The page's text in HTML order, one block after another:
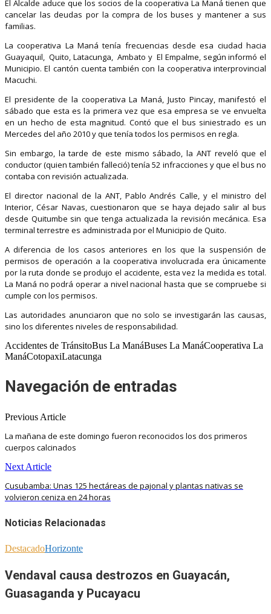
El Alcalde aduce que los socios de la cooperativa La Maná tienen que
cancelar las deudas por la compra de los buses y mantener a sus
familias.
La cooperativa La Maná tenía frecuencias desde esa ciudad hacia
Guayaquil, Quito, Latacunga, Ambato y El Empalme, según informó el
Municipio. El cantón cuenta también con la cooperativa interprovincial
Macuchi.
El presidente de la cooperativa La Maná, Justo Pincay, manifestó el
sábado que esta es la primera vez que esa empresa se ve envuelta
en un hecho de esta magnitud. Contó que el bus siniestrado es un
Mercedes del año 2010 y que tenía todos los permisos en regla.
Sin embargo, la tarde de este mismo sábado, la ANT reveló que el
conductor (quien también falleció) tenía 52 infracciones y que el bus no
contaba con revisión actualizada.
El director nacional de la ANT, Pablo Andrés Calle, y el ministro del
Interior, César Navas, cuestionaron que se haya dejado salir al bus
desde Quitumbe sin que tenga actualizada la revisión mecánica. Esa
terminal terrestre es administrada por el Municipio de Quito.
A diferencia de los casos anteriores en los que la suspensión de
permisos de operación a la cooperativa involucrada era únicamente
por la ruta donde se produjo el accidente, esta vez la medida es total.
La Maná no podrá operar a nivel nacional hasta que se compruebe si
cumple con los permisos.
Las autoridades anunciaron que no solo se investigarán las causas,
sino los diferentes niveles de responsabilidad.
Accidentes de TránsitoBus La ManáBuses La ManáCooperativa La
ManáCotopaxiLatacunga
Navegación de entradas
Previous Article
La mañana de este domingo fueron reconocidos los dos primeros
cuerpos calcinados
Next Article
Cusubamba: Unas 125 hectáreas de pajonal y plantas nativas se
volvieron ceniza en 24 horas
Noticias Relacionadas
DestacadoHorizonte
Vendaval causa destrozos en Guayacán,
Guasaganda y Pucayacu